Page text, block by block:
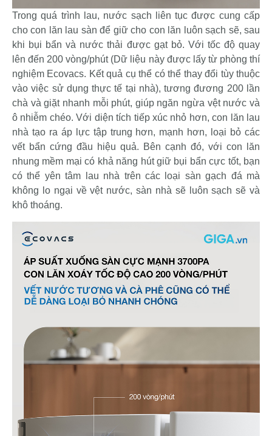
Trong quá trình lau, nước sạch liên tục được cung cấp
cho con lăn lau sàn để giữ cho con lăn luôn sạch sẽ, sau
khi bụi bẩn và nước thải được gạt bỏ. Với tốc độ quay
lên đến 200 vòng/phút (Dữ liệu này được lấy từ phòng thí
nghiệm Ecovacs. Kết quả cụ thể có thể thay đổi tùy thuộc
vào việc sử dụng thực tế tại nhà), tương đương 200 lần
chà và giặt nhanh mỗi phút, giúp ngăn ngừa vệt nước và
ô nhiễm chéo. Với diện tích tiếp xúc nhỏ hơn, con lăn lau
nhà tạo ra áp lực tập trung hơn, mạnh hơn, loại bỏ các
vết bẩn cứng đầu hiệu quả. Bên cạnh đó, với con lăn
nhung mềm mại có khả năng hút giữ bụi bẩn cực tốt, bạn
có thể yên tâm lau nhà trên các loại sàn gạch đá mà
không lo ngại về vệt nước, sàn nhà sẽ luôn sạch sẽ và
khô thoáng.